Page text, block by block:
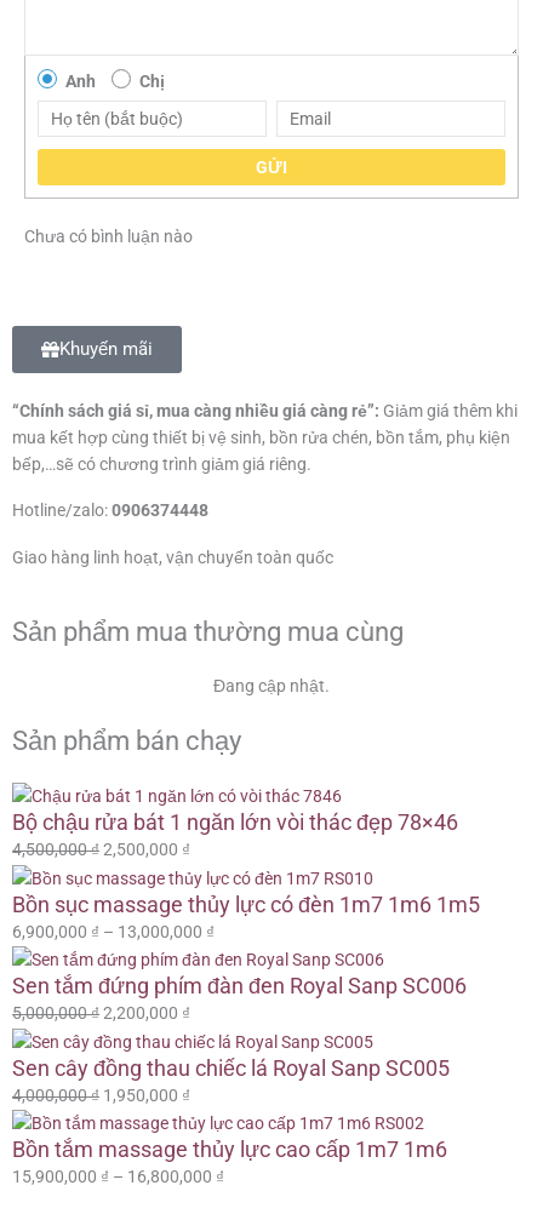
Anh Chị
GỬI
Chưa có bình luận nào
Khuyến mãi
“Chính sách giá sỉ, mua càng nhiều giá càng rẻ”: Giảm giá thêm khi
mua kết hợp cùng thiết bị vệ sinh, bồn rửa chén, bồn tắm, phụ kiện
bếp,…sẽ có chương trình giảm giá riêng.
Hotline/zalo:0906374448
Giao hàng linh hoạt, vận chuyển toàn quốc
Sản phẩm mua thường mua cùng
Đang cập nhật.
Sản phẩm bán chạy
Bộ chậu rửa bát 1 ngăn lớn vòi thác đẹp 78×46
4,500,000₫
Giá
gốc
là:
4,500,000 ₫.
2,500,000 ₫
Giá
hiện
là:
2,500,000 ₫.
Bồn sục massage thủy lực có đèn 1m7 1m6 1m5
6,900,000 ₫ – 13,000,000 ₫
Khoảng
giá:
6,900,000 ₫
đến
Sen tắm đứng phím đàn đen Royal Sanp SC006
5,000,000₫
Giá
gốc
là:
5,000,000 ₫.
2,200,000 ₫
Giá
hiện
là:
2,200,000 ₫.
Sen cây đồng thau chiếc lá Royal Sanp SC005
4,000,000₫
Giá
gốc
là:
4,000,000 ₫.
1,950,000 ₫
Giá
hiện
là:
1,950,000 ₫.
Bồn tắm massage thủy lực cao cấp 1m7 1m6
15,900,000 ₫ – 16,800,000 ₫
Khoảng
giá:
15,900,000 ₫
đến